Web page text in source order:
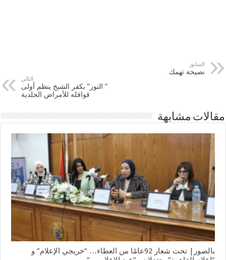
السابق
نصيحة تهمك
التالي
” النور” بكفر الشيخ ينظم أولى
قوافله للأمراض الجلدية
مقالات مشابهة
بالصور| تحت شعار 92عامًا من العطاء… “خريجي الإعلام” و